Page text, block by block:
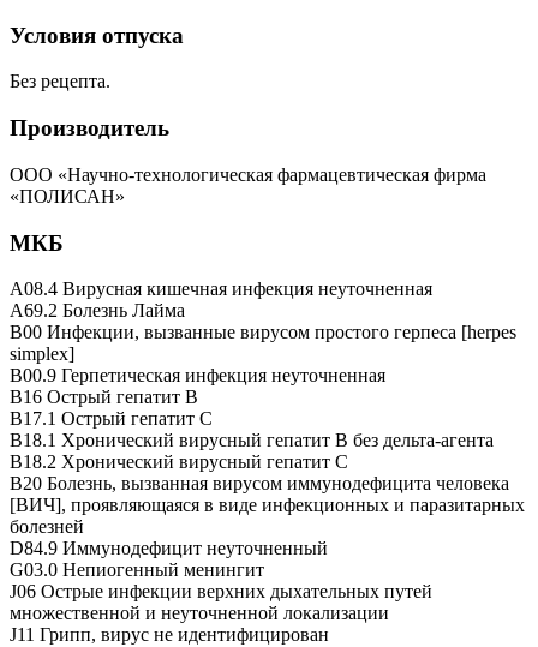
Условия отпуска
Без рецепта.
Производитель
ООО «Научно-технологическая фармацевтическая фирма
«ПОЛИСАН»
МКБ
A08.4 Вирусная кишечная инфекция неуточненная
A69.2 Болезнь Лайма
B00 Инфекции, вызванные вирусом простого герпеса [herpes
simplex]
B00.9 Герпетическая инфекция неуточненная
B16 Острый гепатит B
B17.1 Острый гепатит C
B18.1 Хронический вирусный гепатит B без дельта-агента
B18.2 Хронический вирусный гепатит C
B20 Болезнь, вызванная вирусом иммунодефицита человека
[ВИЧ], проявляющаяся в виде инфекционных и паразитарных
болезней
D84.9 Иммунодефицит неуточненный
G03.0 Непиогенный менингит
J06 Острые инфекции верхних дыхательных путей
множественной и неуточненной локализации
J11 Грипп, вирус не идентифицирован